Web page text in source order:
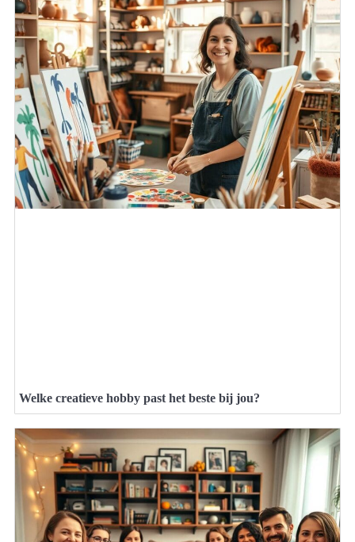
Welke creatieve hobby past het beste bij jou?